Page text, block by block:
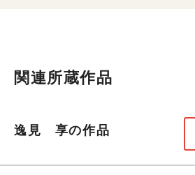
関連所蔵作品
逸見 享の作品